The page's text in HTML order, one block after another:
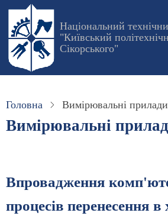
Перейти
основного
вмісту
Національний
"Київський
Сікорського"
Головна Вимірювальні прилади
Вимірювальні
Впровадження
процесів перенесення в